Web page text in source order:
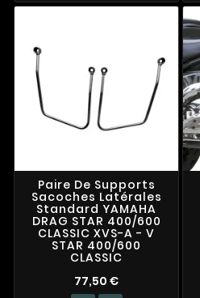
Paire De Supports
Sacoches Latérales
Standard YAMAHA
DRAG STAR 400/600
CLASSIC XVS-A - V
STAR 400/600
CLASSIC
77,50 €